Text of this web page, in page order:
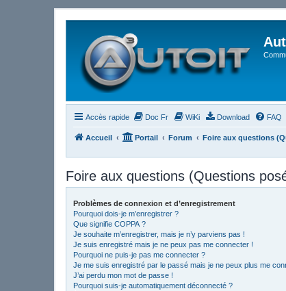
Accès rapide Doc Fr WiKi Download FAQ
Accueil Portail Forum Foire aux questions
Foire aux questions (Questions
Problèmes de connexion et d’enregistrement
Pourquoi dois-je m’enregistrer ?
Que signifie COPPA ?
Je souhaite m’enregistrer, mais je n’y parviens pas !
Je suis enregistré mais je ne peux pas me connecter !
Pourquoi ne puis-je pas me connecter ?
Je me suis enregistré par le passé mais je ne peux plus me
J’ai perdu mon mot de passe !
Pourquoi suis-je automatiquement déconnecté ?